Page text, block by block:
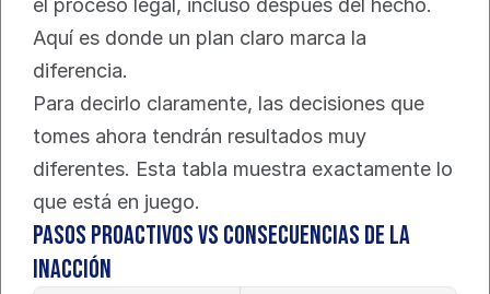
el proceso legal, incluso después del hecho.
Aquí es donde un plan claro marca la
diferencia.
Para decirlo claramente, las decisiones que
tomes ahora tendrán resultados muy
diferentes. Esta tabla muestra exactamente lo
que está en juego.
Pasos Proactivos vs Consecuencias de la
Inacción